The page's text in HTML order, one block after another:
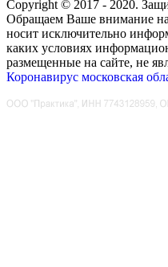
Copyright © 2017 - 2020.
Обращаем Ваше внимание
носит исключительно
каких условиях
размещенные на сайте, не
Коронавирус московская